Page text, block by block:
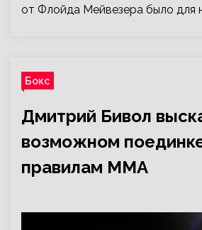
от Флойда Мейвезера было для
Бокс
Дмитрий Бивол
возможном
правилам ММА